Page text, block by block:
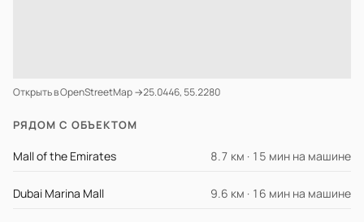
Открыть в OpenStreetMap →25.0446, 55.2280
РЯДОМ С ОБЪЕКТОМ
Mall of the Emirates 8.7 км · 15 мин на машине
Dubai Marina Mall 9.6 км · 16 мин на машине